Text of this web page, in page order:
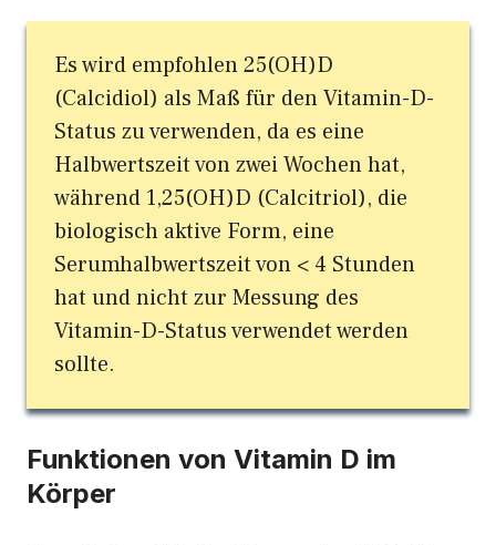
Es wird empfohlen 25(OH)D
(Calcidiol) als Maß für den Vitamin-D-
Status zu verwenden, da es eine
Halbwertszeit von zwei Wochen hat,
während 1,25(OH)D (Calcitriol), die
biologisch aktive Form, eine
Serumhalbwertszeit von < 4 Stunden
hat und nicht zur Messung des
Vitamin-D-Status verwendet werden
sollte.
Funktionen von Vitamin D im
Körper